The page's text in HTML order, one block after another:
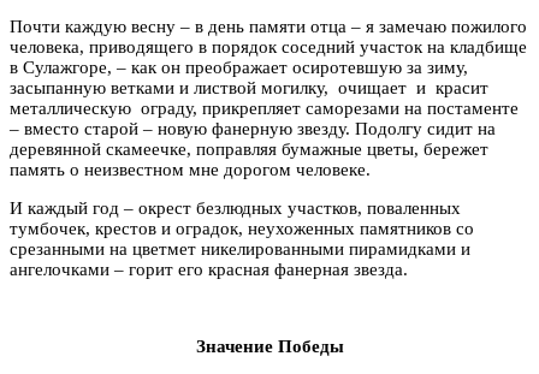
Почти каждую весну – в день памяти отца – я замечаю пожилого
человека, приводящего в порядок соседний участок на кладбище
в Сулажгоре, – как он преображает осиротевшую за зиму,
засыпанную ветками и листвой могилку, очищает и красит
металлическую ограду, прикрепляет саморезами на постаменте
– вместо старой – новую фанерную звезду. Подолгу сидит на
деревянной скамеечке, поправляя бумажные цветы, бережет
память о неизвестном мне дорогом человеке.
И каждый год – окрест безлюдных участков, поваленных
тумбочек, крестов и оградок, неухоженных памятников со
срезанными на цветмет никелированными пирамидками и
ангелочками – горит его красная фанерная звезда.
Значение Победы